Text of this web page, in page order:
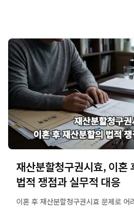
재산분할청구권시효, 이혼
법적 쟁점과 실무적 대응
이혼 후 재산분할청구권시효 문제로 어